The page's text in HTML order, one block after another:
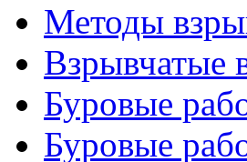
Методы
Взрывчатые
Буровые
Буровые